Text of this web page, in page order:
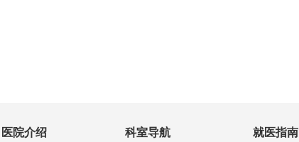
医院介绍 科室导航 就医指南